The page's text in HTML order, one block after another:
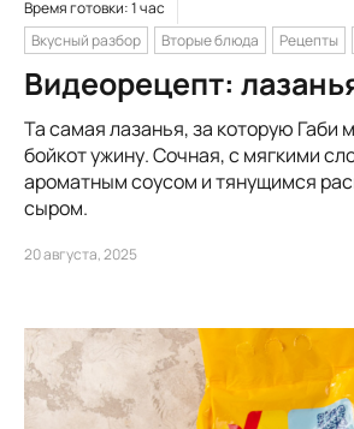
Время готовки: 1 час
Вкусный разбор
Вторые блюда Рецепты
Видеорецепт:
Та самая лазанья, за которую Габи
бойкот ужину. Сочная, с мягкими
ароматным соусом и тянущимся
сыром.
20 августа, 2025